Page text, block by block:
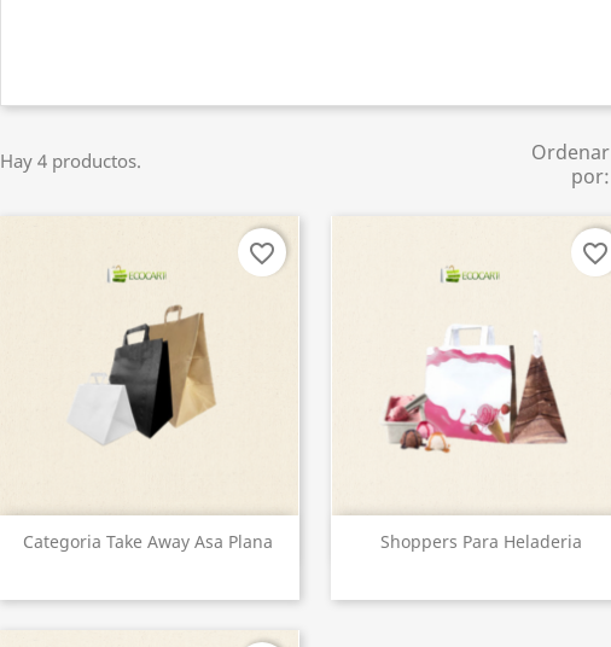
Hay 4 productos.
Ordenar
por:
Categoria Take Away Asa Plana
 Vista rápida
favorite_border
Shoppers Para Heladeria
Vista rápida
favorite_border